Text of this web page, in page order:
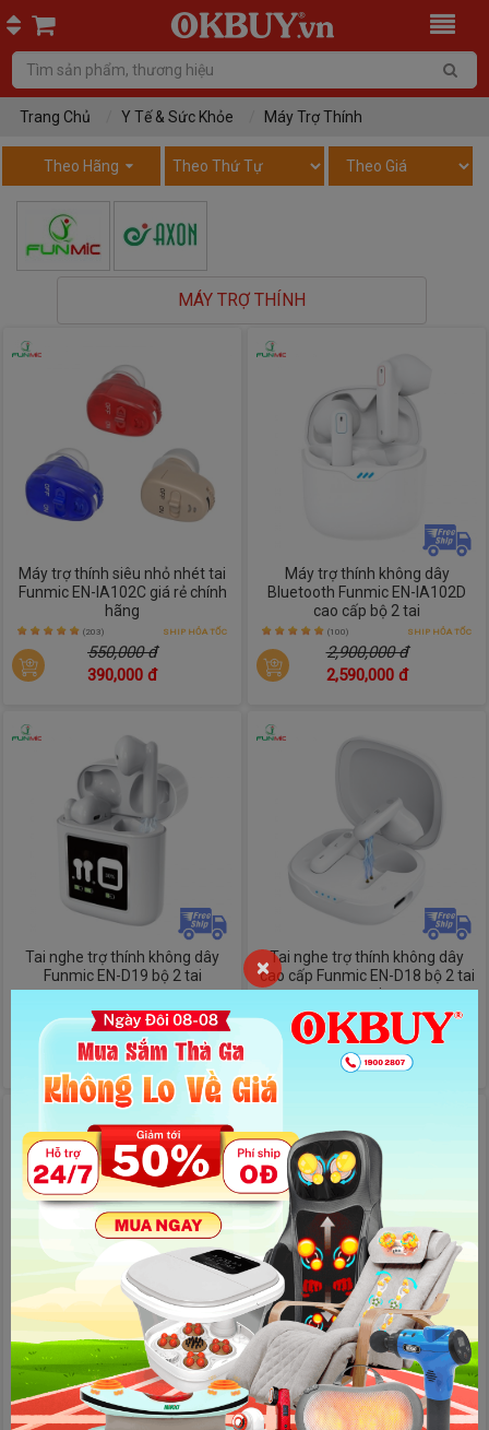
Trang Chủ Y Tế & Sức Khỏe Máy Trợ Thính
Theo Hãng
MÁY TRỢ THÍNH
Máy trợ thính siêu nhỏ nhét tai
Funmic EN-IA102C giá rẻ chính
hãng
(203) SHIP HỎA TỐC
550,000 đ
390,000 đ
Máy trợ thính không dây
Bluetooth Funmic EN-IA102D
cao cấp bộ 2 tai
(100) SHIP HỎA TỐC
2,900,000 đ
2,590,000 đ
Tai nghe trợ thính không dây
Funmic EN-D19 bộ 2 tai
3,500,000 đ
2,390,000 đ
Tai nghe trợ thính không dây
cao cấp Funmic EN-D18 bộ 2 tai
sạc pin
(100) SHIP HỎA TỐC
2,945,000 đ
1,890,000 đ
Tai nghe trợ thính không dây
Funmic EN-D20 cao cấp bộ 2 tai
sạc pin
(101) SHIP HỎA TỐC
2,090,000 đ
Tai nghe trợ thính không dây
Funmic EN-D22 cao cấp bộ 2 tai
sạc pin
(100) SHIP HỎA TỐC
2,090,000 đ
×